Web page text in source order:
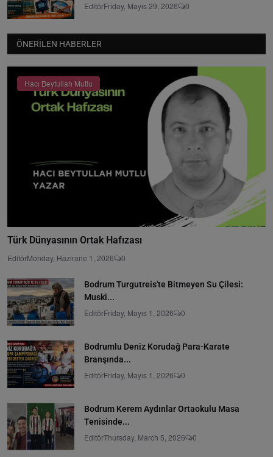
EditörFriday, Mayıs 29, 2026 0
ÖNERILEN HABERLER
Hacı Beytullah Mutlu
Türk Dünyasının Ortak Hafızası
EditörMonday, Hazirane 1, 2026 0
Bodrum Turgutreis'te Bitmeyen Su Çilesi:
Muski...
EditörFriday, Mayıs 1, 2026 0
Bodrumlu Deniz Korudağ Para-Karate
Branşında...
EditörFriday, Mayıs 1, 2026 0
Bodrum Kerem Aydınlar Ortaokulu Masa
Tenisinde...
EditörThursday, March 5, 2026 0